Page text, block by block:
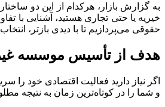
به گزارش بازار، هرکدام از این دو
خیریه یا حتی تجاری هستید، آشنایی با
حقوقی می‌پردازیم تا با دیدی بازتر،
هدف از تأسیس موسسه
اگر نیاز دارید فعالیت اقتصادی خود
و شما را در کوتاه‌ترین زمان به نتیجه